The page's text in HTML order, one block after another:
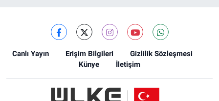
Canlı Yayın Erişim Bilgileri
Gizlilik Sözleşmesi
Künye
İletişim